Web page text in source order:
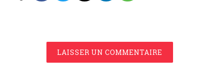
LAISSER UN COMMENTAIRE